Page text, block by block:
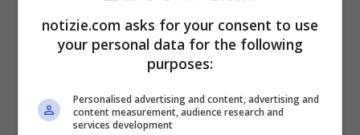
in Turin, Italy.
Aguero, dallo stop al calcio
alla nuova vita da…supereroe!
notizie.com asks for your consent to use
your personal data for the following
purposes:
Personalised advertising and content, advertising and
content measurement, audience research and
services development